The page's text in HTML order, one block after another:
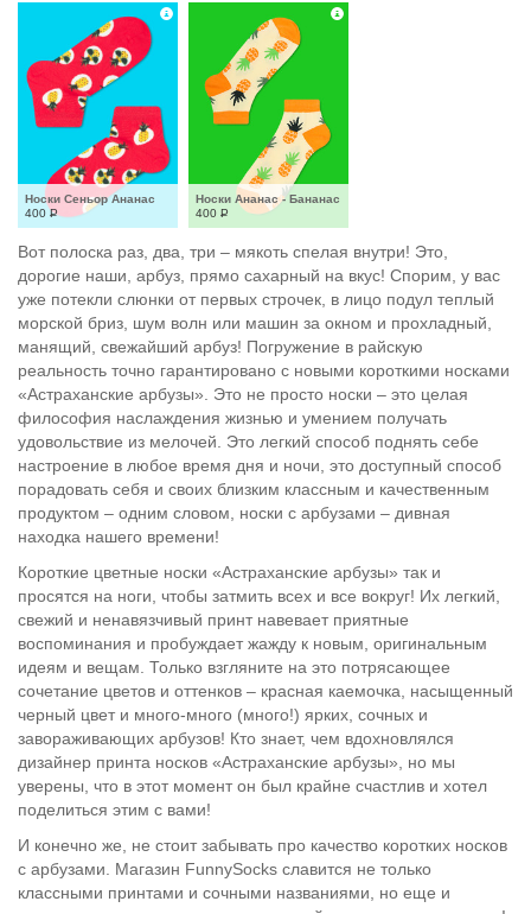
Носки Сеньор Ананас
400 Р
Носки Ананас - Бананас
400 Р
Вот полоска раз, два, три – мякоть спелая внутри! Это,
дорогие наши, арбуз, прямо сахарный на вкус! Спорим, у вас
уже потекли слюнки от первых строчек, в лицо подул теплый
морской бриз, шум волн или машин за окном и прохладный,
манящий, свежайший арбуз! Погружение в райскую
реальность точно гарантировано с новыми короткими носками
«Астраханские арбузы». Это не просто носки – это целая
философия наслаждения жизнью и умением получать
удовольствие из мелочей. Это легкий способ поднять себе
настроение в любое время дня и ночи, это доступный способ
порадовать себя и своих близким классным и качественным
продуктом – одним словом, носки с арбузами – дивная
находка нашего времени!
Короткие цветные носки «Астраханские арбузы» так и
просятся на ноги, чтобы затмить всех и все вокруг! Их легкий,
свежий и ненавязчивый принт навевает приятные
воспоминания и пробуждает жажду к новым, оригинальным
идеям и вещам. Только взгляните на это потрясающее
сочетание цветов и оттенков – красная каемочка, насыщенный
черный цвет и много-много (много!) ярких, сочных и
завораживающих арбузов! Кто знает, чем вдохновлялся
дизайнер принта носков «Астраханские арбузы», но мы
уверены, что в этот момент он был крайне счастлив и хотел
поделиться этим с вами!
И конечно же, не стоит забывать про качество коротких носков
с арбузами. Магазин FunnySocks славится не только
классными принтами и сочными названиями, но еще и